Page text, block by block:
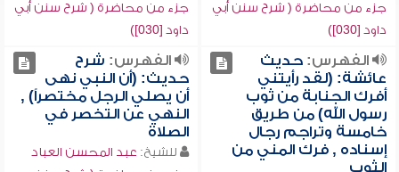
جزء من محاضرة ( شرح سنن أبي
داود [030])
جزء من محاضرة ( شرح سنن أبي
داود [030])
الفهرس:حديث
عائشة: (لقد رأيتني
أفرك الجنابة من ثوب
رسول الله) من طريق
خامسة وتراجم رجال
إسناده , فرك المني من
الثوب
الفهرس: شرح
حديث: (أن النبي نهى
أن يصلي الرجل مختصراً) ,
النهي عن التخصر في
الصلاة
للشيخ: عبد المحسن العباد